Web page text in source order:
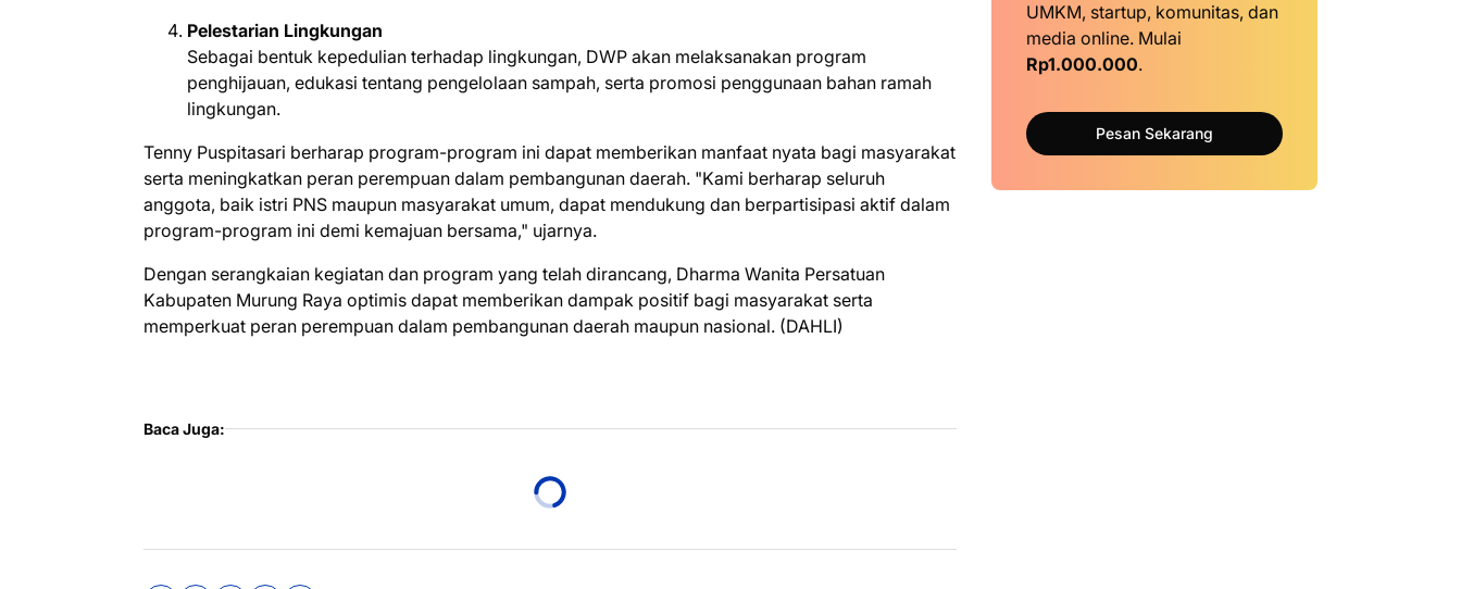
Pelestarian Lingkungan
Sebagai bentuk kepedulian terhadap lingkungan, DWP akan melaksanakan program
penghijauan, edukasi tentang pengelolaan sampah, serta promosi penggunaan bahan ramah
lingkungan.
Tenny Puspitasari berharap program-program ini dapat memberikan manfaat nyata bagi masyarakat
serta meningkatkan peran perempuan dalam pembangunan daerah. "Kami berharap seluruh
anggota, baik istri PNS maupun masyarakat umum, dapat mendukung dan berpartisipasi aktif dalam
program-program ini demi kemajuan bersama," ujarnya.
Dengan serangkaian kegiatan dan program yang telah dirancang, Dharma Wanita Persatuan
Kabupaten Murung Raya optimis dapat memberikan dampak positif bagi masyarakat serta
memperkuat peran perempuan dalam pembangunan daerah maupun nasional. (DAHLI)
Baca Juga:
UMKM, startup, komunitas, dan
media online. Mulai
Rp1.000.000.
Pesan Sekarang